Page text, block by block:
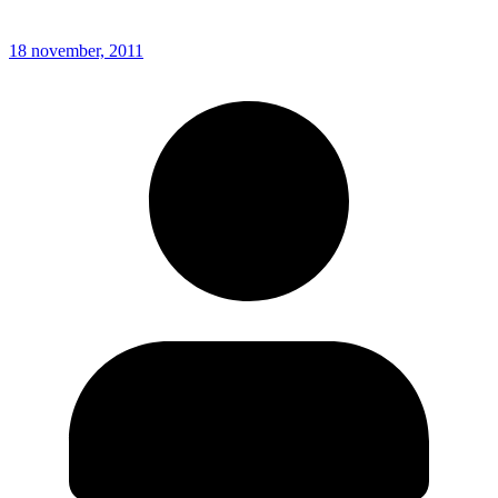
18 november, 2011